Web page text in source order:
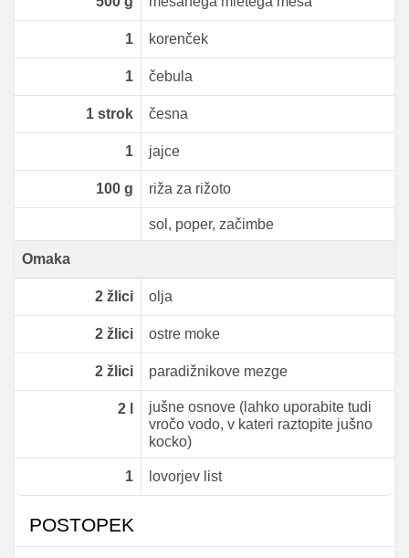
1 korenček
1 čebula
1strok česna
1 jajce
100g riža za rižoto
sol, poper, začimbe
Omaka
2žlici olja
2žlici ostre moke
2žlici paradižnikove mezge
2l
jušne osnove (lahko uporabite tudi
vročo vodo, v kateri raztopite jušno
kocko)
1 lovorjev list
POSTOPEK